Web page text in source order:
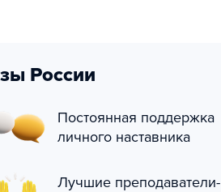
России
Постоянная поддержка
личного наставника
Лучшие преподаватели-